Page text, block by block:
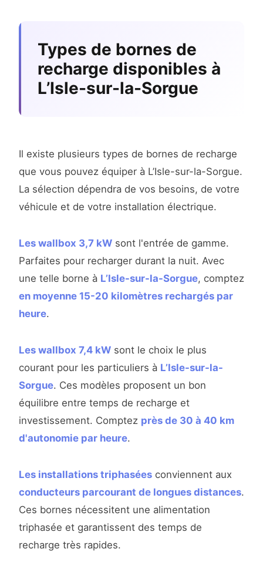
Types de bornes de
recharge disponibles à
L’Isle-sur-la-Sorgue
Il existe plusieurs types de bornes de recharge
que vous pouvez équiper à L’Isle-sur-la-Sorgue.
La sélection dépendra de vos besoins, de votre
véhicule et de votre installation électrique.
Les wallbox 3,7 kW sont l'entrée de gamme.
Parfaites pour recharger durant la nuit. Avec
une telle borne à L’Isle-sur-la-Sorgue, comptez
en moyenne 15-20 kilomètres rechargés par
heure.
Les wallbox 7,4 kW sont le choix le plus
courant pour les particuliers à L’Isle-sur-la-
Sorgue. Ces modèles proposent un bon
équilibre entre temps de recharge et
investissement. Comptez près de 30 à 40 km
d'autonomie par heure.
Les installations triphasées conviennent aux
conducteurs parcourant de longues distances.
Ces bornes nécessitent une alimentation
triphasée et garantissent des temps de
recharge très rapides.